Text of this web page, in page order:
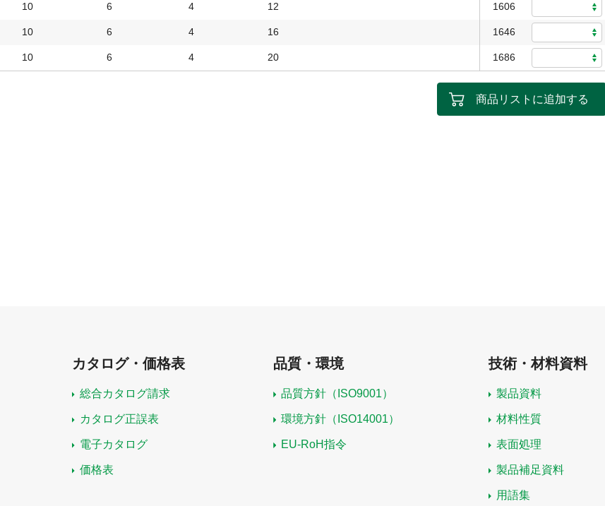
10 6 4 12 1606
10 6 4 16 1646
10 6 4 20 1686
商品リストに追加する
カタログ・価格表
総合カタログ請求
カタログ正誤表
電子カタログ
価格表
品質・環境
品質方針（ISO9001）
環境方針（ISO14001）
EU-RoH指令
技術・材料資料
製品資料
材料性質
表面処理
製品補足資料
用語集